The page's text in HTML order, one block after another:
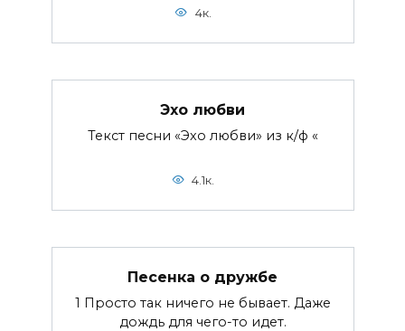
4к.
Эхо любви
Текст песни «Эхо любви» из к/ф «
4.1к.
Песенка о дружбе
1 Просто так ничего не бывает. Даже
дождь для чего-то идет.